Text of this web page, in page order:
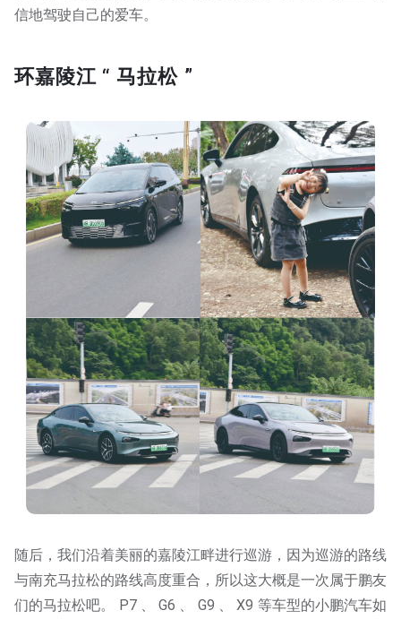
信地驾驶自己的爱车。
环嘉陵江 “ 马拉松 ”
随后，我们沿着美丽的嘉陵江畔进行巡游，因为巡游的路线
与南充马拉松的路线高度重合，所以这大概是一次属于鹏友
们的马拉松吧。 P7 、 G6 、 G9 、 X9 等车型的小鹏汽车如